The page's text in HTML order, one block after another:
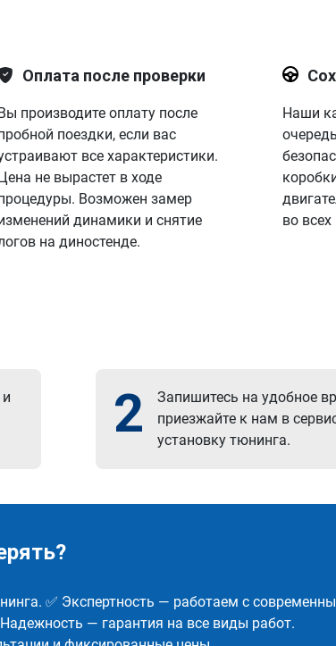
Оплата после проверки
производите оплату после
поездки, если вас
все характеристики.
не вырастет в ходе
Возможен замер
динамики и снятие
на диностенде.
Наши
во
и
2
Запишитесь на удобное
приезжайте к нам в
установку тюнинга.
✅ Экспертность — работаем с
— гарантия на все виды работ.